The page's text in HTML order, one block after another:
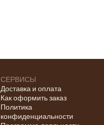
СЕРВИСЫ
Доставка и оплата
Как оформить заказ
Политика
конфиденциальности